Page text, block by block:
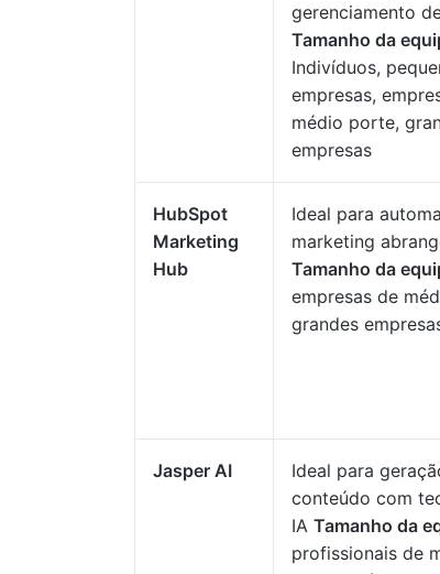
gerenciamento
Tamanho da
Indivíduos,
empresas,
médio porte,
empresas
HubSpot
Marketing
Hub
Ideal para
marketing
Tamanho da
empresas de
grandes
Jasper AI
Ideal para
conteúdo com
IA Tamanho da
profissionais de